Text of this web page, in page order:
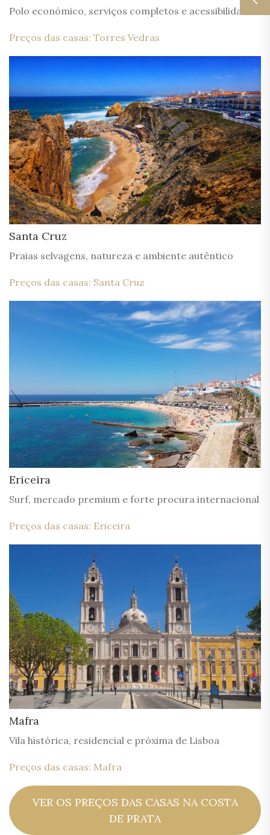
Polo económico, serviços completos e acessibilidade
Preços das casas: Torres Vedras
Santa Cruz
Praias selvagens, natureza e ambiente autêntico
Preços das casas: Santa Cruz
Ericeira
Surf, mercado premium e forte procura internacional
Preços das casas: Ericeira
Mafra
Vila histórica, residencial e próxima de Lisboa
Preços das casas: Mafra
VER OS PREÇOS DAS CASAS NA COSTA
DE PRATA